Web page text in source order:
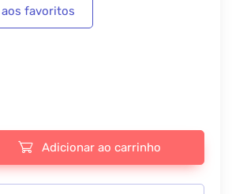
favoritos
Unlimited Extension - v2.86 quantidade
Adicionar ao carrinho